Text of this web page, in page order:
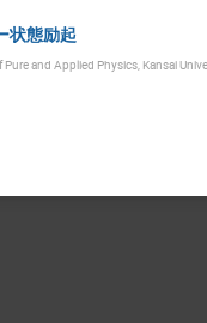
状態励起
Pure and Applied Physics, Kansai